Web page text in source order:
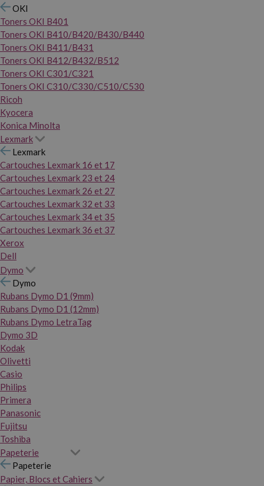
OKI
Toners OKI B401
Toners OKI B410/B420/B430/B440
Toners OKI B411/B431
Toners OKI B412/B432/B512
Toners OKI C301/C321
Toners OKI C310/C330/C510/C530
Ricoh
Kyocera
Konica Minolta
Lexmark
Lexmark
Cartouches Lexmark 16 et 17
Cartouches Lexmark 23 et 24
Cartouches Lexmark 26 et 27
Cartouches Lexmark 32 et 33
Cartouches Lexmark 34 et 35
Cartouches Lexmark 36 et 37
Xerox
Dell
Dymo
Dymo
Rubans Dymo D1 (9mm)
Rubans Dymo D1 (12mm)
Rubans Dymo LetraTag
Dymo 3D
Kodak
Olivetti
Casio
Philips
Primera
Panasonic
Fujitsu
Toshiba
Papeterie
Papeterie
Papier, Blocs et Cahiers